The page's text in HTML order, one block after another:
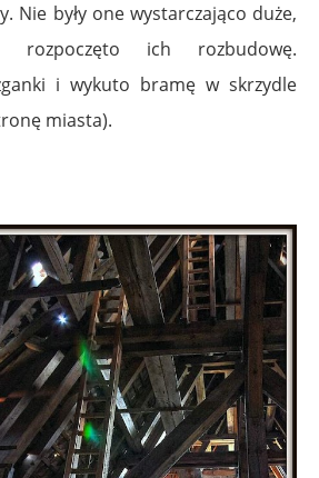
Nie były one wystarczająco duże,
rozpoczęto ich rozbudowę.
i wykuto bramę w skrzydle
miasta).